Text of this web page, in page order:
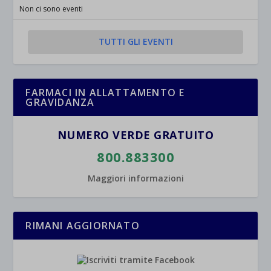
Non ci sono eventi
TUTTI GLI EVENTI
FARMACI IN ALLATTAMENTO E
GRAVIDANZA
NUMERO VERDE GRATUITO
800.883300
Maggiori informazioni
RIMANI AGGIORNATO